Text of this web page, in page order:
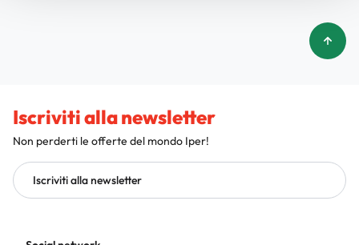
Iscriviti alla newsletter
Non perderti le offerte del mondo Iper!
Iscriviti alla newsletter